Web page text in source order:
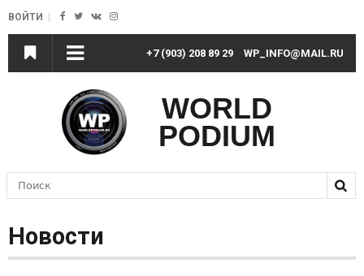
+7 (903) 208 89 29 WP_INFO@MAIL.RU
ВОЙТИ
WORLD
PODIUM
Форма поиска
Новости